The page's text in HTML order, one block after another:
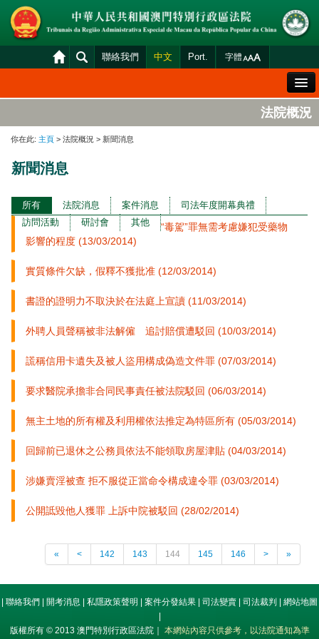
聯絡我們 中文 Port. 字體
法院概況
案件分發及排期
司法變賣
統計資料
財產申報查閱
下載區
法院電子平台
法院概況
你在此: 主頁 > 法院概況 > 新聞消息
新聞消息
所有 法院消息 案件消息
司法年度開幕典禮
訪問活動
研討會 其他
“毒駕”罪無需考慮嫌犯受藥物
影響的程度 (13/03/2014)
實質條件欠缺，假釋不獲批准 (12/03/2014)
書證的證明力不取決於在法庭上宣讀 (11/03/2014)
外聘人員聲稱被非法解僱 追討賠償遭駁回 (10/03/2014)
謊稱信用卡遺失及被人盜用構成偽造文件罪 (07/03/2014)
要求醫院承擔非合同民事責任被法院駁回 (06/03/2014)
無主土地的所有權及利用權依法推定為特區所有 (05/03/2014)
回歸前已退休之公務員依法不能領取房屋津貼 (04/03/2014)
涉嫌賣淫被查 拒不服從正當命令構成違令罪 (03/03/2014)
公開詆毀他人獲罪 上訴中院被駁回 (28/02/2014)
« < 142 143 144 145 146 > »
聯絡我們 開考消息 私隱政策聲明 案件分發結果 司法變賣 司法裁判
網站地圖
版權所有 © 2013 澳門特別行政區法院｜ 本網站內容只供參考，以法院通知為準